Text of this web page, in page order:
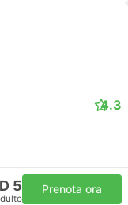
4.3
5 Prenota ora